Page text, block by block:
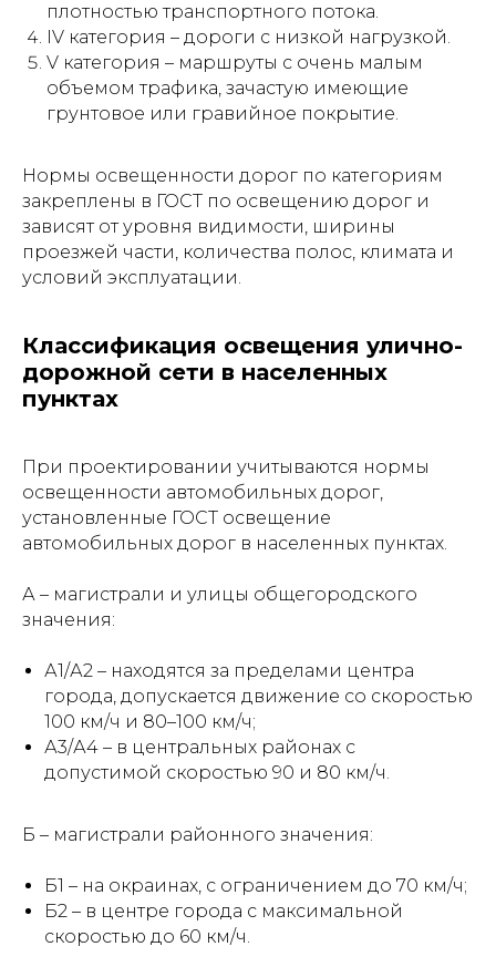
плотностью транспортного потока.
IV категория – дороги с низкой нагрузкой.
V категория – маршруты с очень малым
объемом трафика, зачастую имеющие
грунтовое или гравийное покрытие.
Нормы освещенности дорог по категориям
закреплены в ГОСТ по освещению дорог и
зависят от уровня видимости, ширины
проезжей части, количества полос, климата и
условий эксплуатации.
Классификация освещения улично-
дорожной сети в населенных
пунктах
При проектировании учитываются нормы
освещенности автомобильных дорог,
установленные ГОСТ освещение
автомобильных дорог в населенных пунктах.
А – магистрали и улицы общегородского
значения:
А1/А2 – находятся за пределами центра
города, допускается движение со скоростью
100 км/ч и 80–100 км/ч;
А3/А4 – в центральных районах с
допустимой скоростью 90 и 80 км/ч.
Б – магистрали районного значения:
Б1 – на окраинах, с ограничением до 70 км/ч;
Б2 – в центре города с максимальной
скоростью до 60 км/ч.